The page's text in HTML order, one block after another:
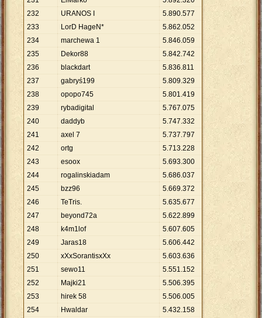
232
URANOS I 5.890.577
233
LorD HageN* 5.862.052
234
marchewa 1 5.846.059
235
Dekor88 5.842.742
236
blackdart 5.836.811
237
gabryś199 5.809.329
238
opopo745 5.801.419
239
rybadigital 5.767.075
240
daddyb 5.747.332
241
axel 7 5.737.797
242
ortg 5.713.228
243
esoox 5.693.300
244
rogalinskiadam 5.686.037
245
bzz96 5.669.372
246
TeTris. 5.635.677
247
beyond72a 5.622.899
248
k4m1lof 5.607.605
249
Jaras18 5.606.442
250
xXxSorantisxXx 5.603.636
251
sewo11 5.551.152
252
Majki21 5.506.395
253
hirek 58 5.506.005
254
Hwaldar 5.432.158